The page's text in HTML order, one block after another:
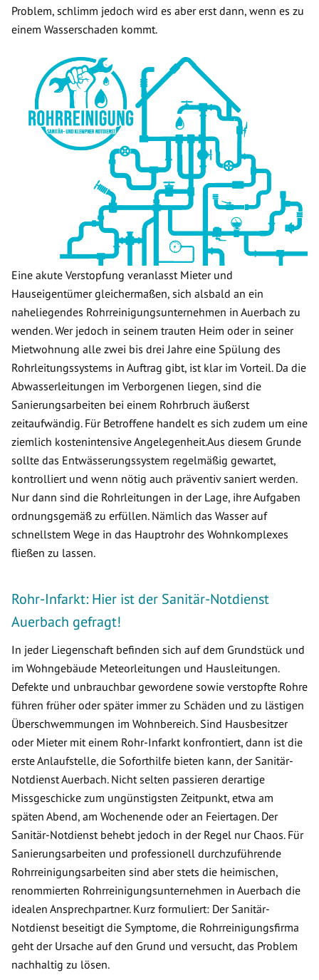
Problem, schlimm jedoch wird es aber erst dann, wenn es zu
einem Wasserschaden kommt.
Eine akute Verstopfung veranlasst Mieter und
Hauseigentümer gleichermaßen, sich alsbald an ein
naheliegendes Rohrreinigungsunternehmen in Auerbach zu
wenden. Wer jedoch in seinem trauten Heim oder in seiner
Mietwohnung alle zwei bis drei Jahre eine Spülung des
Rohrleitungssystems in Auftrag gibt, ist klar im Vorteil. Da die
Abwasserleitungen im Verborgenen liegen, sind die
Sanierungsarbeiten bei einem Rohrbruch äußerst
zeitaufwändig. Für Betroffene handelt es sich zudem um eine
ziemlich kostenintensive Angelegenheit.Aus diesem Grunde
sollte das Entwässerungssystem regelmäßig gewartet,
kontrolliert und wenn nötig auch präventiv saniert werden.
Nur dann sind die Rohrleitungen in der Lage, ihre Aufgaben
ordnungsgemäß zu erfüllen. Nämlich das Wasser auf
schnellstem Wege in das Hauptrohr des Wohnkomplexes
fließen zu lassen.
Rohr-Infarkt: Hier ist der Sanitär-Notdienst
Auerbach gefragt!
In jeder Liegenschaft befinden sich auf dem Grundstück und
im Wohngebäude Meteorleitungen und Hausleitungen.
Defekte und unbrauchbar gewordene sowie verstopfte Rohre
führen früher oder später immer zu Schäden und zu lästigen
Überschwemmungen im Wohnbereich. Sind Hausbesitzer
oder Mieter mit einem Rohr-Infarkt konfrontiert, dann ist die
erste Anlaufstelle, die Soforthilfe bieten kann, der Sanitär-
Notdienst Auerbach. Nicht selten passieren derartige
Missgeschicke zum ungünstigsten Zeitpunkt, etwa am
späten Abend, am Wochenende oder an Feiertagen. Der
Sanitär-Notdienst behebt jedoch in der Regel nur Chaos. Für
Sanierungsarbeiten und professionell durchzuführende
Rohrreinigungsarbeiten sind aber stets die heimischen,
renommierten Rohrreinigungsunternehmen in Auerbach die
idealen Ansprechpartner. Kurz formuliert: Der Sanitär-
Notdienst beseitigt die Symptome, die Rohrreinigungsfirma
geht der Ursache auf den Grund und versucht, das Problem
nachhaltig zu lösen.